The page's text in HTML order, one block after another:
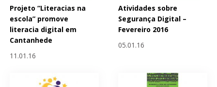
Projeto “Literacias na
escola” promove
literacia digital em
Cantanhede
11.01.16
Atividades sobre
Segurança Digital –
Fevereiro 2016
05.01.16